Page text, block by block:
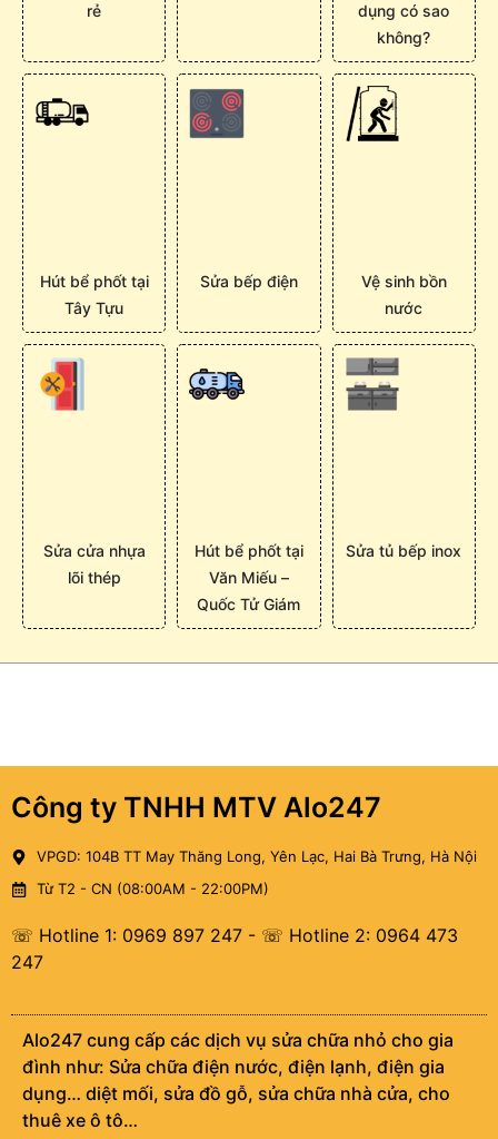
rẻ
dụng có sao
không?
Hút bể phốt tại
Tây Tựu
Sửa bếp điện
Vệ sinh bồn
nước
Sửa cửa nhựa
lõi thép
Hút bể phốt tại
Văn Miếu –
Quốc Tử Giám
Sửa tủ bếp inox
Công ty TNHH MTV Alo247
VPGD: 104B TT May Thăng Long, Yên Lạc, Hai Bà Trưng, Hà Nội
Từ T2 - CN (08:00AM - 22:00PM)
☏ Hotline 1: 0969 897 247 - ☏ Hotline 2: 0964 473
247
Alo247 cung cấp các dịch vụ sửa chữa nhỏ cho gia
đình như: Sửa chữa điện nước, điện lạnh, điện gia
dụng… diệt mối, sửa đồ gỗ, sửa chữa nhà cửa, cho
thuê xe ô tô…